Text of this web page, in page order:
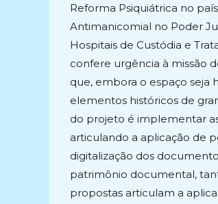
Reforma Psiquiátrica no
Antimanicomial no Poder
Hospitais de Custódia e
confere urgência à missão
que, embora o espaço
elementos históricos de
do projeto é implementar
articulando a aplicação de
digitalização dos
patrimônio documental,
propostas articulam a